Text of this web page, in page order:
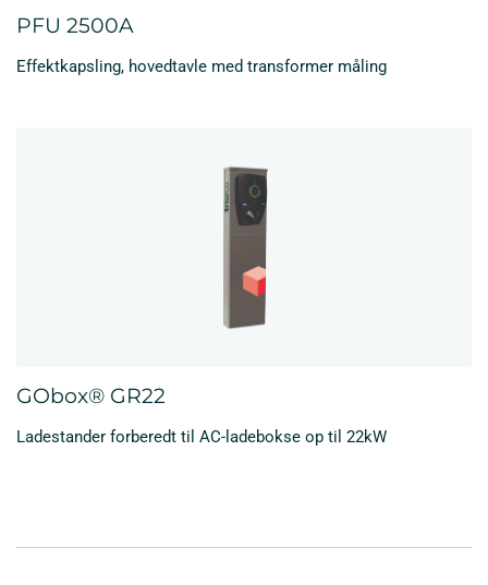
PFU 2500A
Effektkapsling, hovedtavle med transformer måling
GObox® GR22
Ladestander forberedt til AC-ladebokse op til 22kW